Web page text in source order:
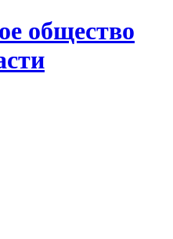
общество